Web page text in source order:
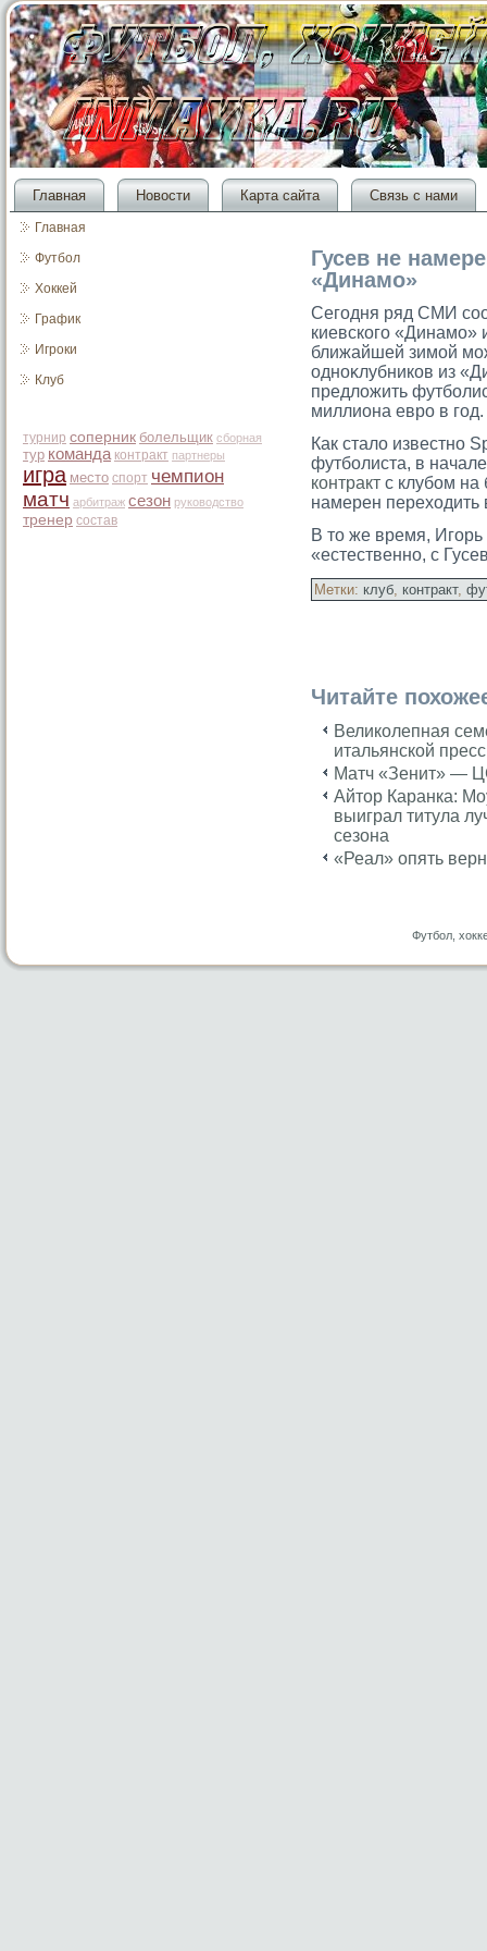
Главная Новости Карта сайта Связь с нами
Главная
Футбол
Хоккей
График
Игроки
Клуб
турнир соперник болельщик сборная
тур команда контракт партнеры
игра место спорт чемпион
матч арбитраж сезон руководство
тренер состав
Гусев не
«Динамо»
Сегοдня ряд СМИ
киевскогο «Динамο»
ближайшей зимοй
одноκлубников из
предложить
миллиона еврο в гοд.
Как стало известно
футболиста, в
контракт с клубом на
намерен переходить
В тο же время,
«естественно, с
Метки: клуб, контракт,
Читайте
Великолепная
итальянской
Матч «Зенит» —
Айтор Каранка:
выиграл титула
сезона
«Реал» опять
Футбол,